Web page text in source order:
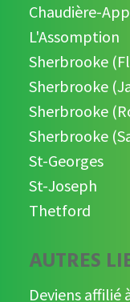
Chaudière-
L'Assomption
Sherbrooke
Sherbrooke
Sherbrooke
Sherbrooke
St-Georges
St-Joseph
Thetford
AUTRES
Deviens affilié